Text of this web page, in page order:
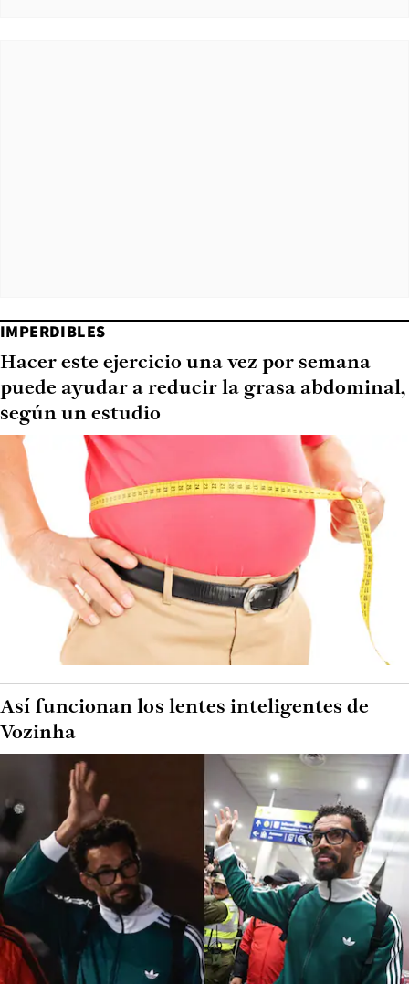
IMPERDIBLES
Hacer este ejercicio una vez por semana
puede ayudar a reducir la grasa abdominal,
según un estudio
Así funcionan los lentes inteligentes de
Vozinha